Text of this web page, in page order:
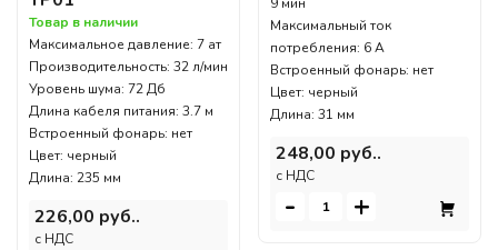
Товар в наличии
Максимальное давление: 7 ат
Производительность: 32 л/мин
Уровень шума: 72 Дб
Длина кабеля питания: 3.7 м
Встроенный фонарь: нет
Цвет: черный
Длина: 235 мм
226,00 руб..
c НДС
Максимальный ток
потребления: 6 А
Встроенный фонарь: нет
Цвет: черный
Длина: 31 мм
248,00 руб..
c НДС
- +